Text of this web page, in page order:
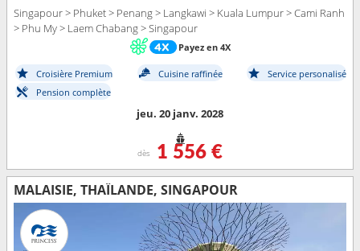
Singapour > Phuket > Penang > Langkawi > Kuala Lumpur > Cami Ranh
> Phu My > Laem Chabang > Singapour
Payez en 4X
Croisière Premium Cuisine raffinée
Service personalisé
Pension complète
jeu. 20 janv. 2028
dès 1 556 €
MALAISIE, THAÏLANDE, SINGAPOUR